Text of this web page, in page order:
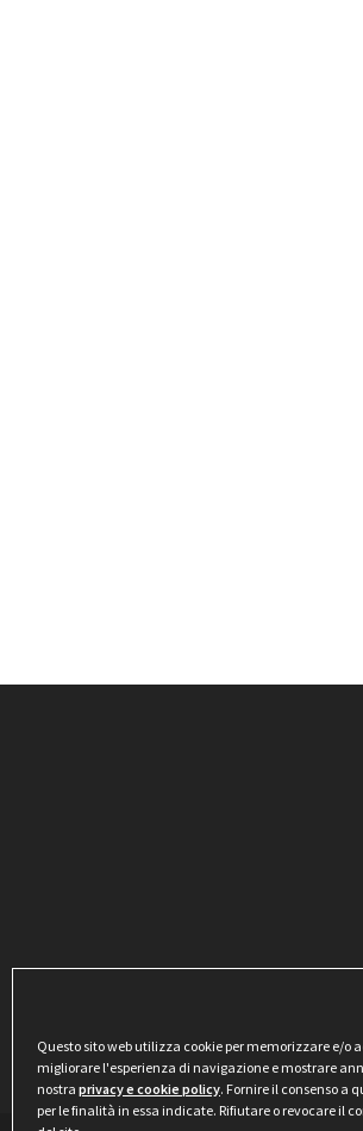
Questo sito web utilizza cookie per memorizzare e/o
migliorare l'esperienza di navigazione e mostrare
nostra privacy e cookie policy. Fornire il consenso a
per le finalità in essa indicate. Rifiutare o revocare il